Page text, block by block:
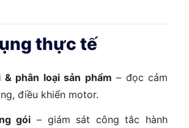
thực tế
& phân loại sản phẩm – đọc cảm
điều khiển motor.
gói – giám sát công tắc hành